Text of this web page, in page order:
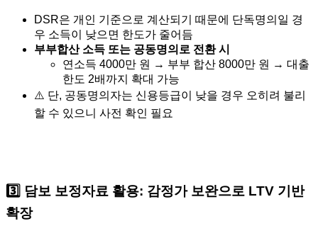
DSR은 개인 기준으로 계산되기 때문에 단독명의일 경
우 소득이 낮으면 한도가 줄어듬
부부합산 소득 또는 공동명의로 전환 시
연소득 4000만 원 → 부부 합산 8000만 원 → 대출
한도 2배까지 확대 가능
⚠️ 단, 공동명의자는 신용등급이 낮을 경우 오히려 불리
할 수 있으니 사전 확인 필요
3️⃣ 담보 보정자료 활용: 감정가 보완으로 LTV 기반
확장